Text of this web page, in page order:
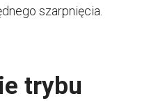
szarpnięcia.
trybu